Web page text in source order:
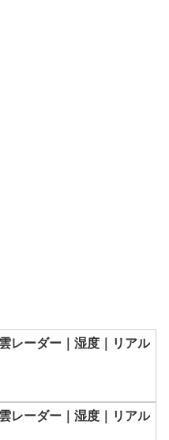
レーダー｜湿度｜リアル
レーダー｜湿度｜リアル